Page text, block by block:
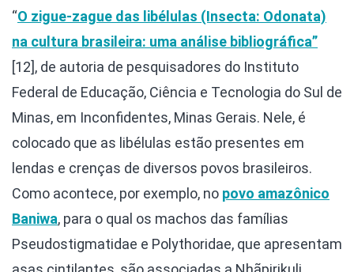
“O zigue-zague das libélulas (Insecta: Odonata)
na cultura brasileira: uma análise bibliográfica”
[12], de autoria de pesquisadores do Instituto
Federal de Educação, Ciência e Tecnologia do Sul de
Minas, em Inconfidentes, Minas Gerais. Nele, é
colocado que as libélulas estão presentes em
lendas e crenças de diversos povos brasileiros.
Como acontece, por exemplo, no povo amazônico
Baniwa, para o qual os machos das famílias
Pseudostigmatidae e Polythoridae, que apresentam